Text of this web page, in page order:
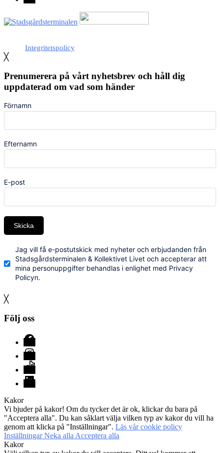
Integritetspolicy
╳
Prenumerera på vårt nyhetsbrev och håll dig
uppdaterad om vad som händer
Förnamn
Efternamn
E-post
Skicka
Jag vill få e-postutskick med nyheter och erbjudanden från
Stadsgårdsterminalen & Kollektivet Livet och accepterar att
mina personuppgifter behandlas i enlighet med Privacy
Policyn.
╳
Följ oss
Facebook
Instagram
TikTok
LinkedIn
Kakor
Vi bjuder på kakor! Om du tycker det är ok, klickar du bara på
"Acceptera alla". Du kan såklart välja vilken typ av kakor du vill ha
genom att klicka på "Inställningar". Läs vår cookie policy
InställningarNeka alla Acceptera alla
Kakor